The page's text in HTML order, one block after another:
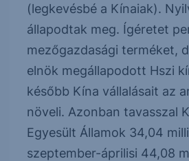
(legkevésbé a Kínaiak).
állapodtak meg. Ígéretet
mezőgazdasági terméket,
elnök megállapodott Hszi
később Kína vállalásait az
növeli. Azonban tavasszal
Egyesült Államok 34,04
szeptember-áprilisi 44,08